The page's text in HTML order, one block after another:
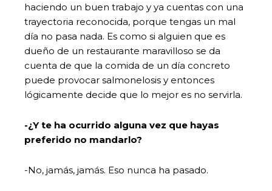
haciendo un buen trabajo y ya cuentas con una
trayectoria reconocida, porque tengas un mal
día no pasa nada. Es como si alguien que es
dueño de un restaurante maravilloso se da
cuenta de que la comida de un día concreto
puede provocar salmonelosis y entonces
lógicamente decide que lo mejor es no servirla.
-¿Y te ha ocurrido alguna vez que hayas
preferido no mandarlo?
-No, jamás, jamás. Eso nunca ha pasado.